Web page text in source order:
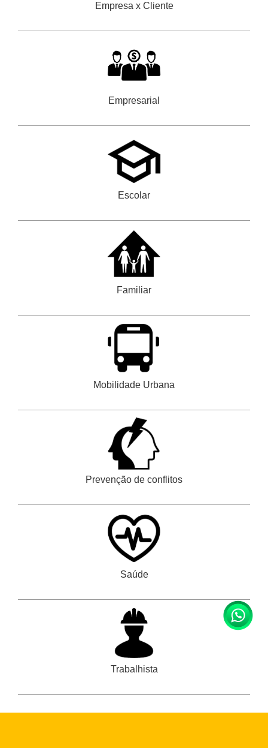
Empresa x Cliente
Empresarial
Escolar
Familiar
Mobilidade Urbana
Prevenção de conflitos
Saúde
Trabalhista